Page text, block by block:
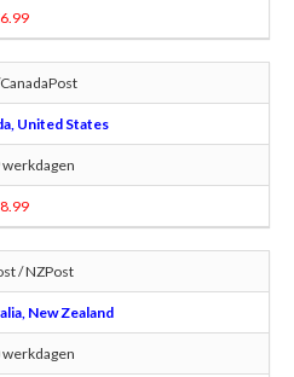
United States
/ NZPost
New Zealand